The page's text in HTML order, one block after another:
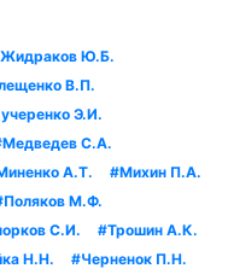
Ю.Б.
В.П.
Э.И.
С.А.
А.Т.
#Михин П.А.
М.Ф.
С.И.
#Трошин А.К.
Н.Н.
#Черненок П.Н.